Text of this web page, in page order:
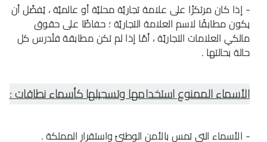
- إذا كان مرتكزًا على علامة تجاريّة محليّة أو عالميّة ، يُفضّل أن
يكون مطابقًا لاسم العلامة التجاريّة ؛ حفاظًا على حقوق
مالكي العلامات التجاريّة ، أمّا إذا لم تكن مطابقة فتُدرس كل
حالة بحالتها .
الأسماء الممنوع استخدامها وتسجيلها كأسماء نطاقات :
- الأسماء التي تمس بالأمن الوطنيّ واستقرار المملكة .